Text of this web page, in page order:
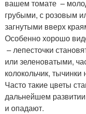
вашем томате –
грубыми, с розовым
загнутыми вверх
Особенно хорошо
– лепесточки
или зеленоватыми,
колокольчик, тычинки
Часто такие цветы
дальнейшем
и опадают.